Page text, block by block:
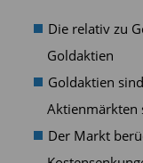
Die relativ zu
Goldaktien
Goldaktien
Aktienmärkten
Der Markt